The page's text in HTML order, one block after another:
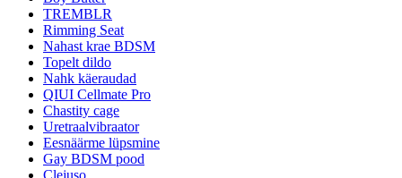
TREMBLR
Rimming Seat
Nahast krae BDSM
Topelt dildo
Nahk käeraudad
QIUI Cellmate Pro
Chastity cage
Uretraalvibraator
Eesnäärme lüpsmine
Gay BDSM pood
Clejuso